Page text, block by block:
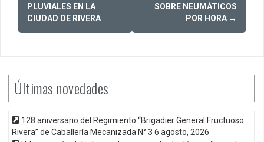
PLUVIALES EN LA
CIUDAD DE RIVERA
SOBRE NEUMÁTICOS
POR HORA →
Últimas novedades
128 aniversario del Regimiento “Brigadier General Fructuoso
Rivera” de Caballería Mecanizada N° 3 6 agosto, 2026